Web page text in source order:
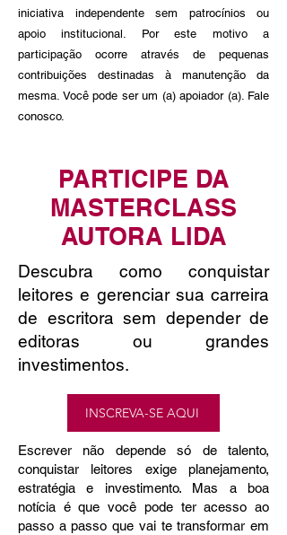
iniciativa independente sem patrocínios ou
apoio institucional. Por este motivo a
participação ocorre através de pequenas
contribuições destinadas à manutenção da
mesma. Você pode ser um (a) apoiador (a). Fale
conosco.
PARTICIPE DA
MASTERCLASS
AUTORA LIDA
Descubra como conquistar
leitores e gerenciar sua carreira
de escritora sem depender de
editoras ou grandes
investimentos.
INSCREVA-SE AQUI
Escrever não depende só de talento,
conquistar leitores exige planejamento,
estratégia e investimento. Mas a boa
notícia é que você pode ter acesso ao
passo a passo que vai te transformar em